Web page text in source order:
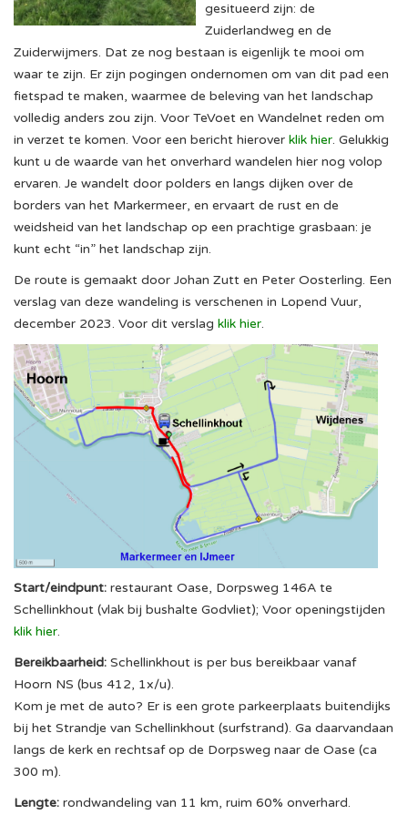
gesitueerd zijn: de
Zuiderlandweg en de
Zuiderwijmers. Dat ze nog bestaan is eigenlijk te mooi om
waar te zijn. Er zijn pogingen ondernomen om van dit pad een
fietspad te maken, waarmee de beleving van het landschap
volledig anders zou zijn. Voor TeVoet en Wandelnet reden om
in verzet te komen. Voor een bericht hierover klik hier. Gelukkig
kunt u de waarde van het onverhard wandelen hier nog volop
ervaren. Je wandelt door polders en langs dijken over de
borders van het Markermeer, en ervaart de rust en de
weidsheid van het landschap op een prachtige grasbaan: je
kunt echt “in” het landschap zijn.
De route is gemaakt door Johan Zutt en Peter Oosterling. Een
verslag van deze wandeling is verschenen in Lopend Vuur,
december 2023. Voor dit verslag klik hier.
Start/eindpunt: restaurant Oase, Dorpsweg 146A te
Schellinkhout (vlak bij bushalte Godvliet); Voor openingstijden
klik hier.
Bereikbaarheid: Schellinkhout is per bus bereikbaar vanaf
Hoorn NS (bus 412, 1x/u).
Kom je met de auto? Er is een grote parkeerplaats buitendijks
bij het Strandje van Schellinkhout (surfstrand). Ga daarvandaan
langs de kerk en rechtsaf op de Dorpsweg naar de Oase (ca
300 m).
Lengte: rondwandeling van 11 km, ruim 60% onverhard.